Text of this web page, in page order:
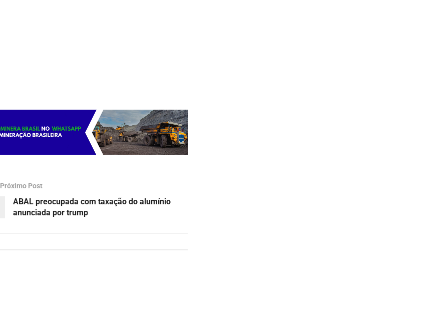
Próximo Post
ABAL preocupada com taxação do alumínio
anunciada por trump